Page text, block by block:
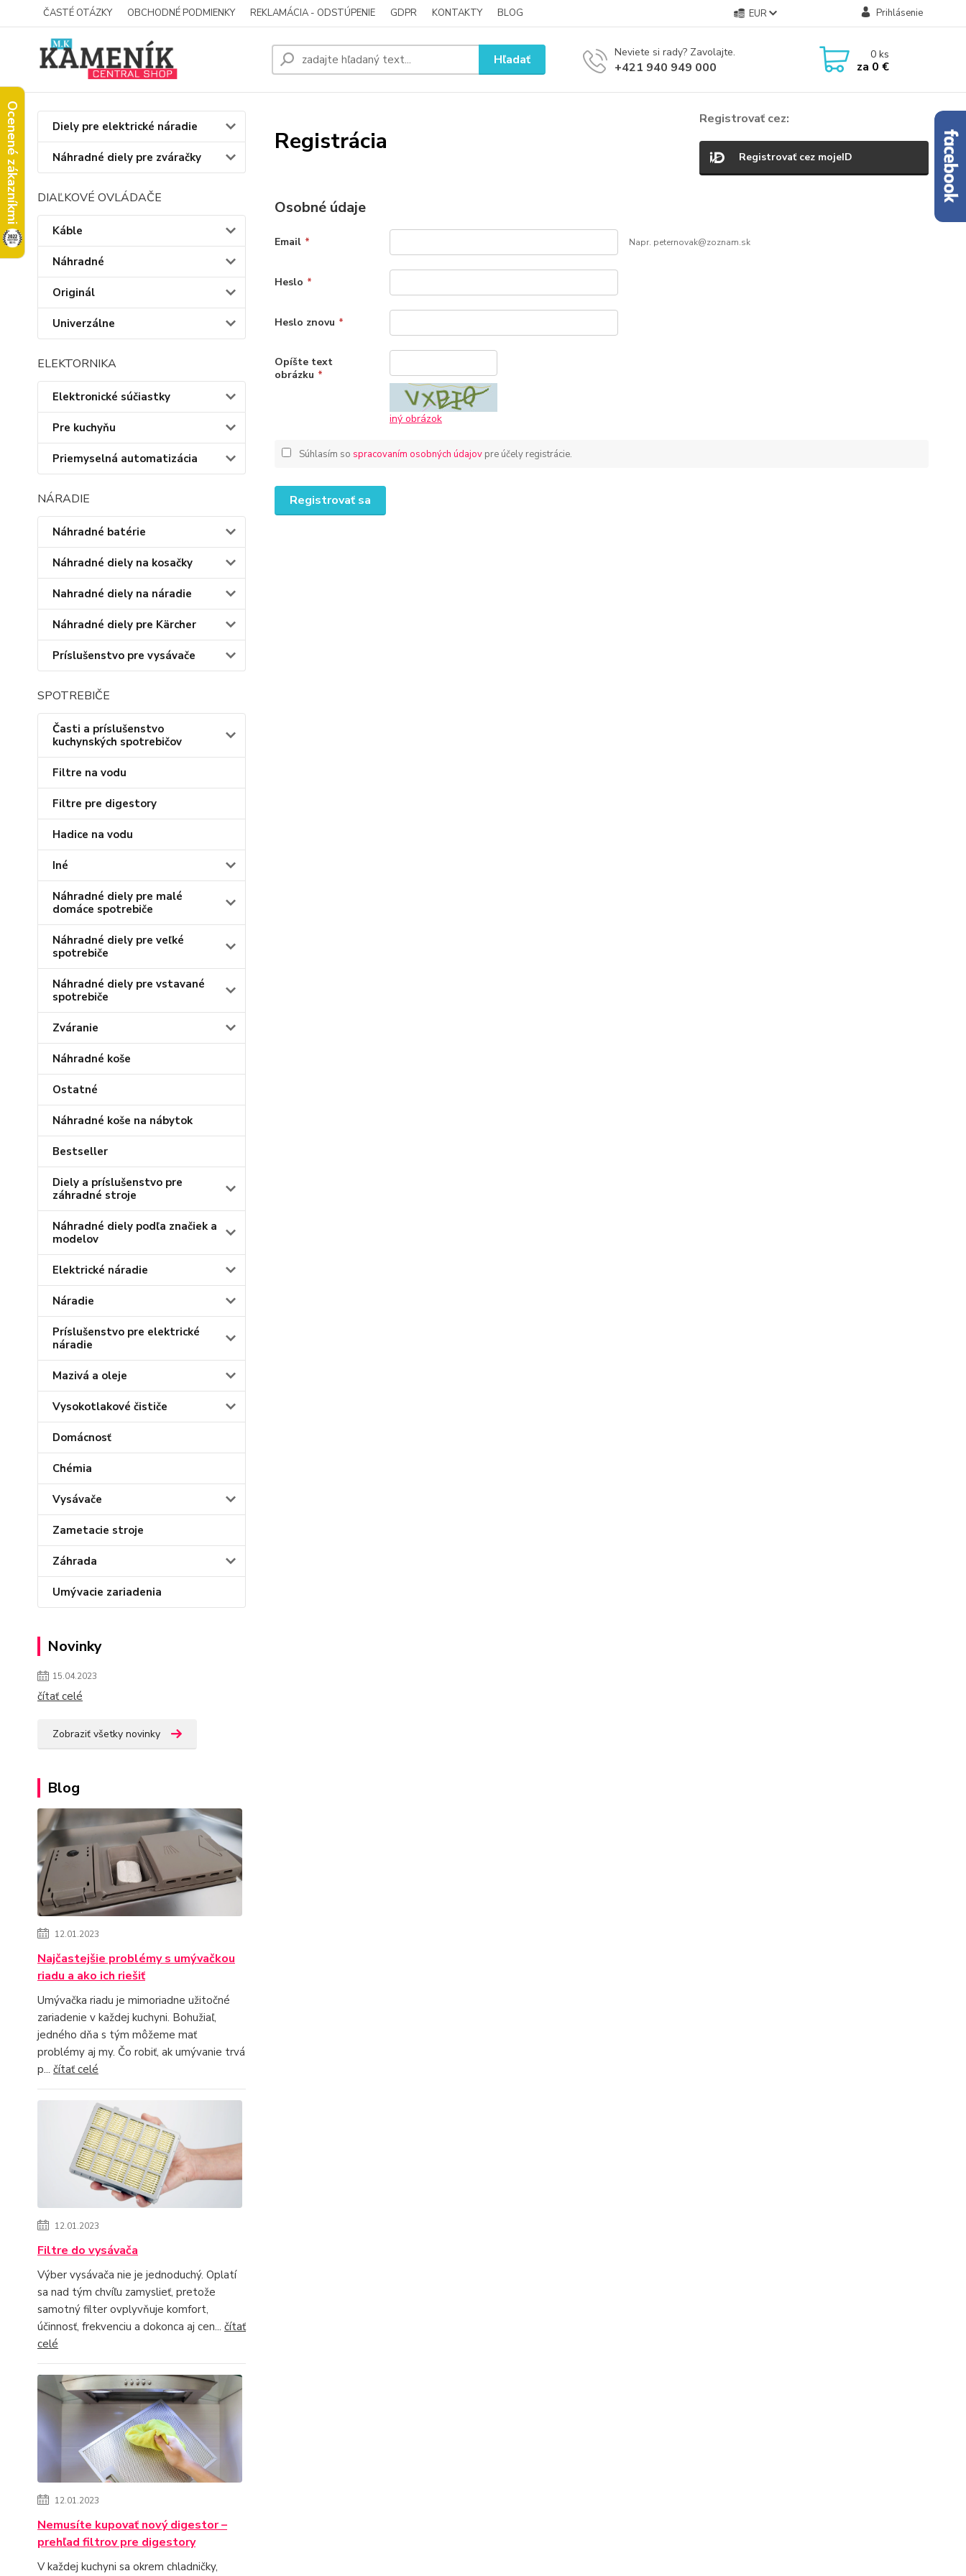
Ocenené zákazníkmi
ČASTÉ OTÁZKY OBCHODNÉ PODMIENKY REKLAMÁCIA - ODSTÚPENIE GDPR KONTAKTY BLOG EUR Prihlásenie
Hľadať Neviete si rady? Zavolajte.
+421 940 949 000
0ks
za 0 €
Diely pre elektrické náradie
Náhradné diely pre zváračky
DIAĽKOVÉ OVLÁDAČE
Káble
Náhradné
Originál
Univerzálne
ELEKTORNIKA
Elektronické súčiastky
Pre kuchyňu
Priemyselná automatizácia
NÁRADIE
Náhradné batérie
Náhradné diely na kosačky
Nahradné diely na náradie
Náhradné diely pre Kärcher
Príslušenstvo pre vysávače
SPOTREBIČE
Časti a príslušenstvo
kuchynských spotrebičov
Filtre na vodu
Filtre pre digestory
Hadice na vodu
Iné
Náhradné diely pre malé
domáce spotrebiče
Náhradné diely pre veľké
spotrebiče
Náhradné diely pre vstavané
spotrebiče
Zváranie
Náhradné koše
Ostatné
Náhradné koše na nábytok
Bestseller
Diely a príslušenstvo pre
záhradné stroje
Náhradné diely podľa značiek a
modelov
Elektrické náradie
Náradie
Príslušenstvo pre elektrické
náradie
Mazivá a oleje
Vysokotlakové čističe
Domácnosť
Chémia
Vysávače
Zametacie stroje
Záhrada
Umývacie zariadenia
Novinky
15.04.2023
čítať celé
Zobraziť všetky novinky
Blog
12.01.2023
Najčastejšie problémy s umývačkou
riadu a ako ich riešiť
Umývačka riadu je mimoriadne užitočné
zariadenie v každej kuchyni. Bohužiaľ,
jedného dňa s tým môžeme mať
problémy aj my. Čo robiť, ak umývanie trvá
p... čítať celé
12.01.2023
Filtre do vysávača
Výber vysávača nie je jednoduchý. Oplatí
sa nad tým chvíľu zamyslieť, pretože
samotný filter ovplyvňuje komfort,
účinnosť, frekvenciu a dokonca aj cen... čítať
celé
12.01.2023
Nemusíte kupovať nový digestor –
prehľad filtrov pre digestory
V každej kuchyni sa okrem chladničky,
Registrácia
Registrovať cez:
Registrovať cez mojeID
Osobné údaje
Email * Napr. peternovak@zoznam.sk
Heslo *
Heslo znovu *
Opíšte text
obrázku *
iný obrázok
Súhlasím so spracovaním osobných údajovpre účely registrácie.
Registrovať sa